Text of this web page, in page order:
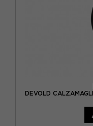
DEVOLD